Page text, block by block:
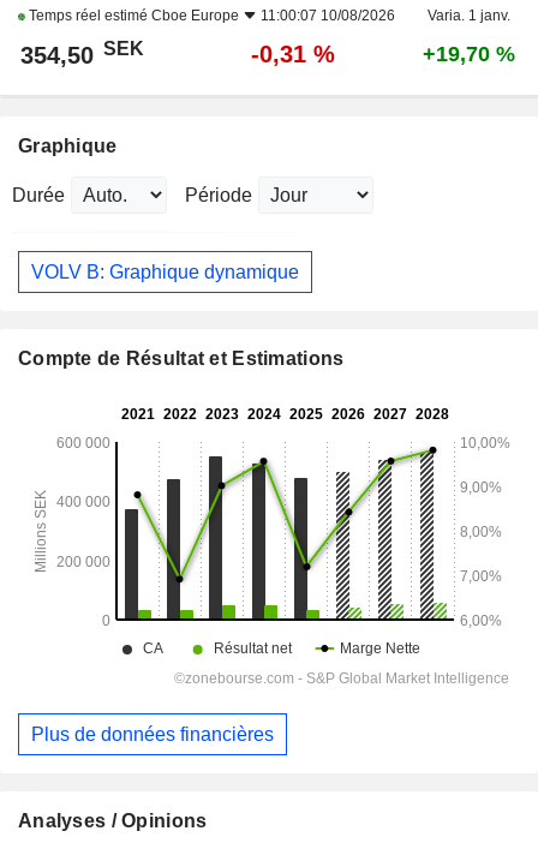
Temps réel estimé Cboe Europe 11:00:07 10/08/2026 Varia. 1 janv.
354,50 SEK -0,31 % +19,70 %
Graphique
Durée Période
VOLV B: Graphique dynamique
Compte de Résultat et Estimations
Plus de données financières
Analyses / Opinions